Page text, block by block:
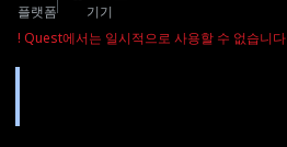
플랫폼
기기
! Quest에서는 일시적으로 사용할 수 없습니다